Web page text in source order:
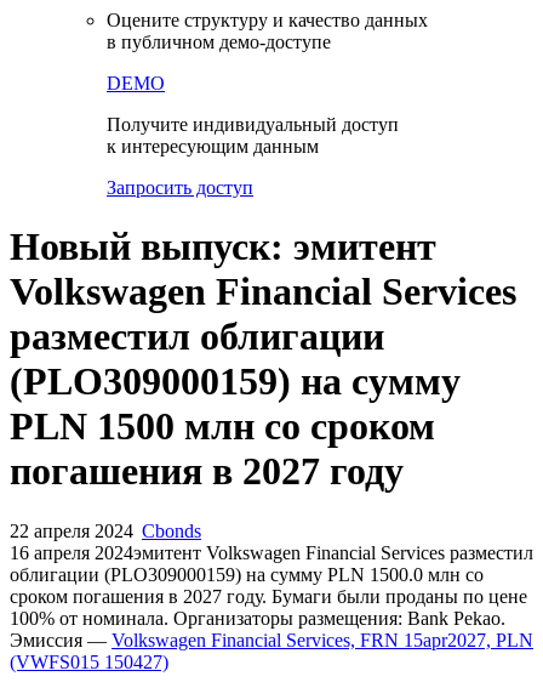
Оцените структуру и качество данных
в публичном демо-доступе
DEMO
Получите индивидуальный доступ
к интересующим данным
Запросить доступ
Новый выпуск: эмитент
Volkswagen Financial Services
разместил облигации
(PLO309000159) на сумму
PLN 1500 млн со сроком
погашения в 2027 году
22 апреля 2024 Cbonds
16 апреля 2024эмитент Volkswagen Financial Services разместил
облигации (PLO309000159) на сумму PLN 1500.0 млн со
сроком погашения в 2027 году. Бумаги были проданы по цене
100% от номинала. Организаторы размещения: Bank Pekao.
Эмиссия — Volkswagen Financial Services, FRN 15apr2027, PLN
(VWFS015 150427)